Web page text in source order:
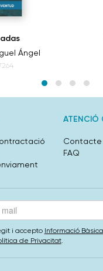
Ángel
ATENCIÓ
Contacte
FAQ
i accepto Informació Bàsica
de Privacitat.